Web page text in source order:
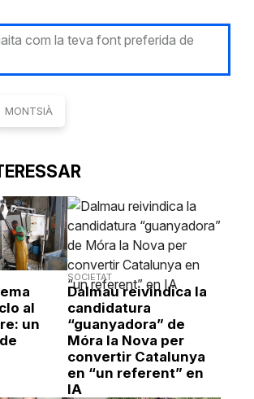
com la teva font preferida de
MONTSIÀ
al
un
SOCIETAT
Dalmau reivindica la
candidatura
“guanyadora” de
Móra la Nova per
convertir Catalunya
en “un referent” en
IA